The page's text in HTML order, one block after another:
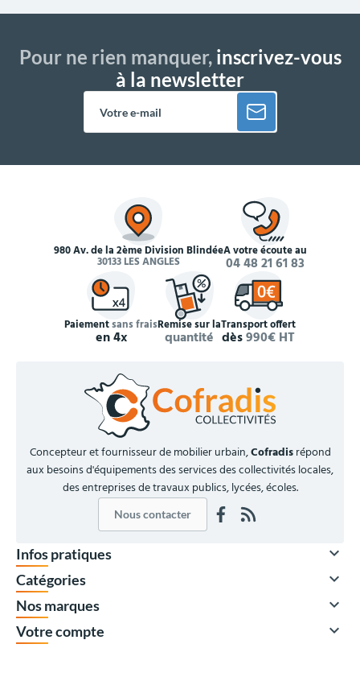
Pour ne rien manquer,inscrivez-vous
à la newsletter
980 Av. de la 2ème Division Blindée
30133 LES ANGLES
À votre écoute au
04 48 21 61 83
Paiementsans frais
en 4x
Remise sur la
quantité
Transport offert
dès990€ HT
Concepteur et fournisseur de mobilier urbain,Cofradisrépond
aux besoins d'équipements des services des collectivités locales,
des entreprises de travaux publics, lycées, écoles.
Nous contacter
Infos pratiques 
Catégories 
Nos marques 
Votre compte 